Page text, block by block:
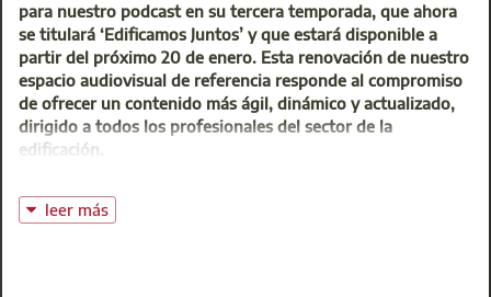
para nuestro podcast en su tercera temporada, que ahora
se titulará ‘Edificamos Juntos’ y que estará disponible a
partir del próximo 20 de enero. Esta renovación de nuestro
espacio audiovisual de referencia responde al compromiso
de ofrecer un contenido más ágil, dinámico y actualizado,
dirigido a todos los profesionales del sector de la
edificación.
Frecuencia semanal:
leer más